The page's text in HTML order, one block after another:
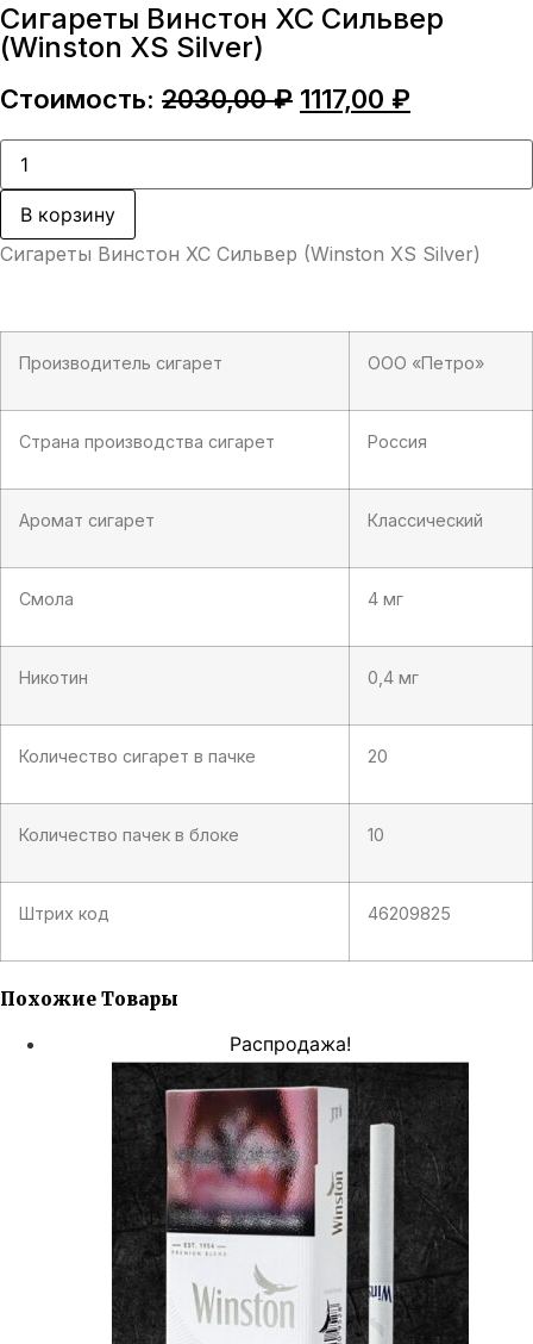
Сигареты Винстон ХС Сильвер
(Winston XS Silver)
Стоимость: 2030,00₽ Первоначальная
составляла
1117,00 ₽
1117,00 ₽.
Количество
товара
Сигареты
Винстон
ХС
Сильвер
(Winston
В корзину
Сигареты Винстон ХС Сильвер (Winston XS Silver)
Производитель сигарет ООО «Петро»
Страна производства сигарет Россия
Аромат сигарет Классический
Смола 4 мг
Никотин 0,4 мг
Количество сигарет в пачке 20
Количество пачек в блоке 10
Штрих код 46209825
Похожие Товары
Распродажа!